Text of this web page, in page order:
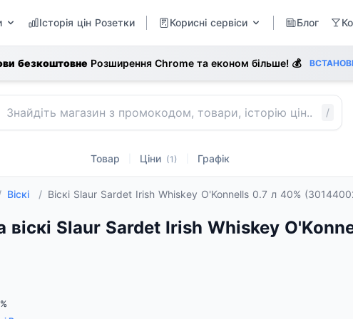
Історія цін Розетки Корисні сервіси Блог
безкоштовне Розширення Chrome та економ більше! 💰
/
Товар Ціни (1) Графік
Віскі / Віскі Slaur Sardet Irish Whiskey O'Konnells 0.7 л 40%
віскі Slaur Sardet Irish Whiskey